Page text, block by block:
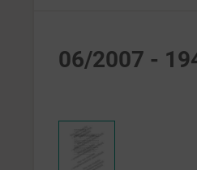
06/2007 -